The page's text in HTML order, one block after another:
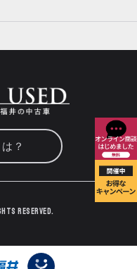
？
Reserved.